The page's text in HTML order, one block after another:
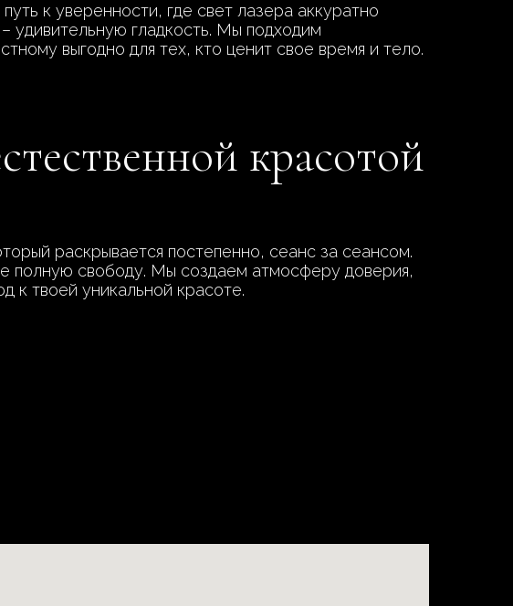
к уверенности, где свет лазера аккуратно
удивительную гладкость. Мы подходим
выгодно для тех, кто ценит свое время и тело.
красотой
раскрывается постепенно, сеанс за сеансом.
полную свободу. Мы создаем атмосферу доверия,
к твоей уникальной красоте.